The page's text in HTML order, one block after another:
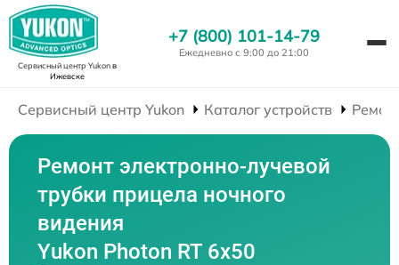
Сервисный центр Yukonв
Ижевске
+7 (800) 101-14-79
Ежедневно с 9:00 до 21:00
Сервисный центр Yukon Каталог устройств
Ремонт электронно-лучевой
трубки прицела ночного
видения
Yukon Photon RT 6х50